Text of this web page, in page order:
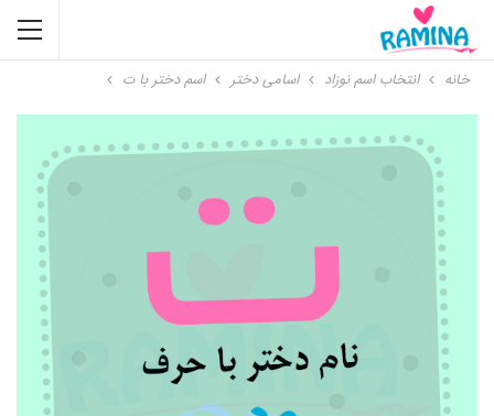
خانه انتخاب اسم نوزاد اسامی دختر اسم دختر با ت